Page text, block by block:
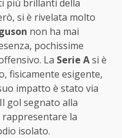
più brillanti della
si è rivelata molto
non ha mai
pochissime
La Serie Asi è
fisicamente esigente,
impatto è stato via
gol segnato alla
la
isolato.